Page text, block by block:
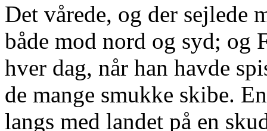
Det vårede, og der sejlede
både mod nord og syd; og
hver dag, når han havde
de mange smukke skibe.
langs med landet på en